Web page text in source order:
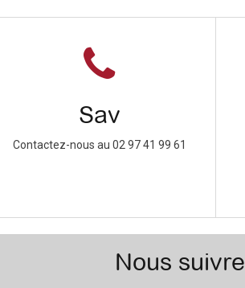
Sav
Contactez-nous au 02 97 41 99 61
Nous suivre